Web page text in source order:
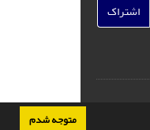
متوجه شدم
اشتراک